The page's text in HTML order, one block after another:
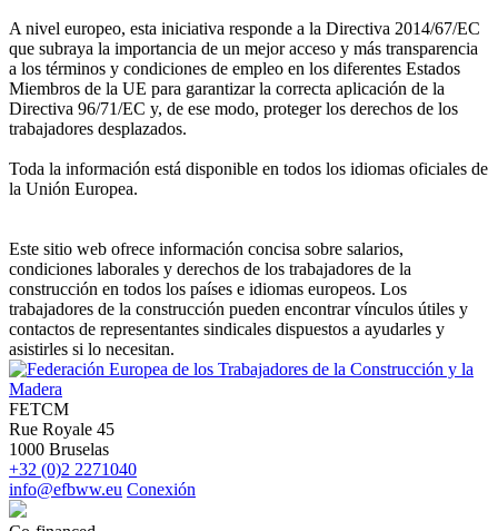
A nivel europeo, esta iniciativa responde a la Directiva 2014/67/EC
que subraya la importancia de un mejor acceso y más transparencia
a los términos y condiciones de empleo en los diferentes Estados
Miembros de la UE para garantizar la correcta aplicación de la
Directiva 96/71/EC y, de ese modo, proteger los derechos de los
trabajadores desplazados.
Toda la información está disponible en todos los idiomas oficiales de
la Unión Europea.
Este sitio web ofrece información concisa sobre salarios,
condiciones laborales y derechos de los trabajadores de la
construcción en todos los países e idiomas europeos. Los
trabajadores de la construcción pueden encontrar vínculos útiles y
contactos de representantes sindicales dispuestos a ayudarles y
asistirles si lo necesitan.
FETCM
Rue Royale 45
1000 Bruselas
+32 (0)2 2271040
info@efbww.eu Conexión